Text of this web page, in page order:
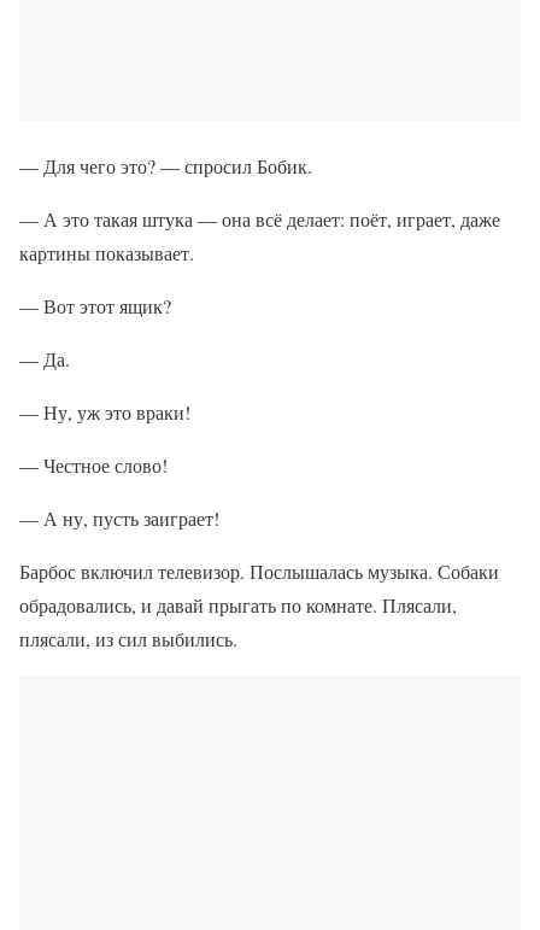
— Для чего это? — спросил Бобик.
— А это такая штука — она всё делает: поёт, играет, даже
картины показывает.
— Вот этот ящик?
— Да.
— Ну, уж это враки!
— Честное слово!
— А ну, пусть заиграет!
Барбос включил телевизор. Послышалась музыка. Собаки
обрадовались, и давай прыгать по комнате. Плясали,
плясали, из сил выбились.